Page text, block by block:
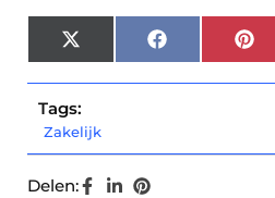
X
(Twitter)
Facebook
Tags:
Zakelijk
Delen: